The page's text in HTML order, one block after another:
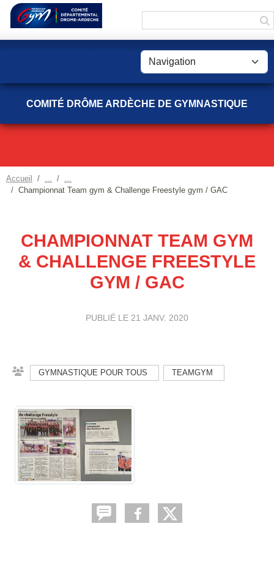
COMITÉ DRÔME ARDÈCHE DE GYMNASTIQUE
Accueil
Championnat Team gym & Challenge Freestyle gym / GAC
CHAMPIONNAT TEAM GYM
& CHALLENGE FREESTYLE
GYM / GAC
PUBLIÉ LE 21 JANV. 2020
GYMNASTIQUE POUR TOUS TEAMGYM
Panneau de gestion des cookies